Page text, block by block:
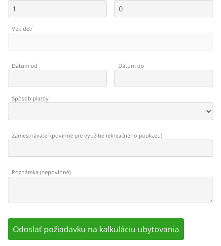
Vek detí
Dátum od Dátum do
Spôsob platby
Zamestnávateľ(povinné pre využitie rekreačného poukazu)
Poznámka (nepovinné)
Odoslať požiadavku na kalkuláciu ubytovania